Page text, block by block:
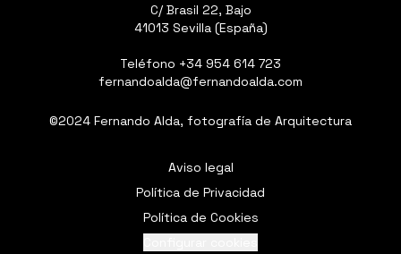
C/ Brasil 22, Bajo
41013 Sevilla (España)
Teléfono +34 954 614 723
fernandoalda@fernandoalda.com
©2024 Fernando Alda, fotografía de Arquitectura
Aviso legal
Política de Privacidad
Política de Cookies